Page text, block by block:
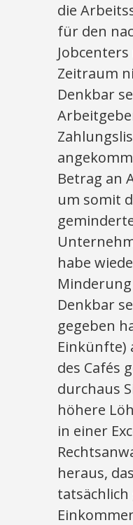
die
für den
Zeitraum
Denkbar
Betrag an
um somit
habe
Denkbar
gegeben
Einkünfte)
des Cafés
durchaus
höhere
in einer
heraus,
tatsächlich